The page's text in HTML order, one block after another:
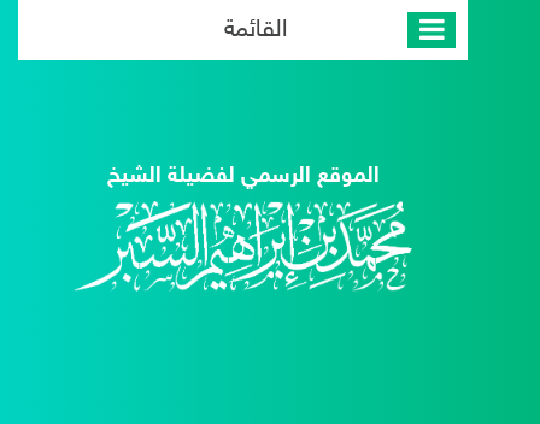
القائمة
الموقع الرسمي لفضيلة الشيخ